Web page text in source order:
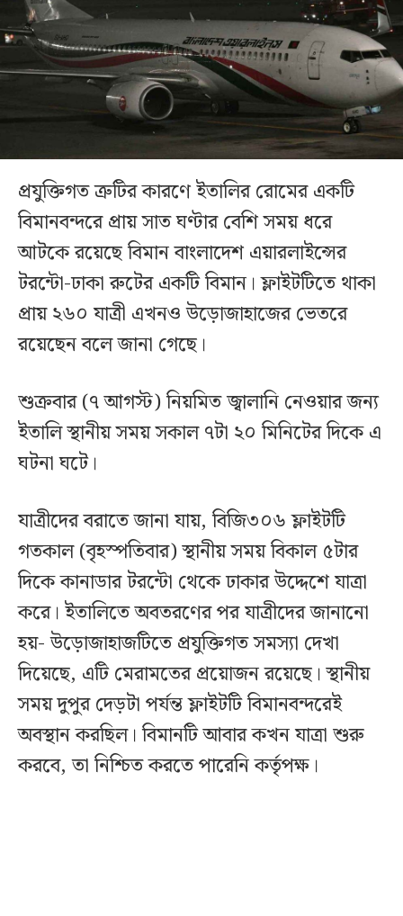
প্রযুক্তিগত ত্রুটির কারণে ইতালির রোমের একটি
বিমানবন্দরে প্রায় সাত ঘণ্টার বেশি সময় ধরে
আটকে রয়েছে বিমান বাংলাদেশ এয়ারলাইন্সের
টরন্টো-ঢাকা রুটের একটি বিমান। ফ্লাইটটিতে থাকা
প্রায় ২৬০ যাত্রী এখনও উড়োজাহাজের ভেতরে
রয়েছেন বলে জানা গেছে।
শুক্রবার (৭ আগস্ট) নিয়মিত জ্বালানি নেওয়ার জন্য
ইতালি স্থানীয় সময় সকাল ৭টা ২০ মিনিটের দিকে এ
ঘটনা ঘটে।
যাত্রীদের বরাতে জানা যায়, বিজি৩০৬ ফ্লাইটটি
গতকাল (বৃহস্পতিবার) স্থানীয় সময় বিকাল ৫টার
দিকে কানাডার টরন্টো থেকে ঢাকার উদ্দেশে যাত্রা
করে। ইতালিতে অবতরণের পর যাত্রীদের জানানো
হয়- উড়োজাহাজটিতে প্রযুক্তিগত সমস্যা দেখা
দিয়েছে, এটি মেরামতের প্রয়োজন রয়েছে। স্থানীয়
সময় দুপুর দেড়টা পর্যন্ত ফ্লাইটটি বিমানবন্দরেই
অবস্থান করছিল। বিমানটি আবার কখন যাত্রা শুরু
করবে, তা নিশ্চিত করতে পারেনি কর্তৃপক্ষ।